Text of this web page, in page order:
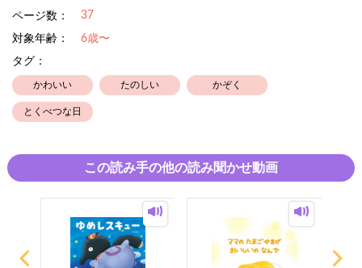
NICUの保育器の中の小さな体のムスメを、
不安そうなまなざしで眺める妻を見ていて、
メッセージが浮かんできました。
コトバを話すことのできるはずがない、小さな体のムスメが
ママに対して懸命に訴えかけているメッセージのように想えて、
早産に限らず、生まれてきた子供を
大切にするのはもちろん、
不安や責任に負けないで、
会いにきてくれた小さな命を愛したいと
やさしく感じさせられるメッセージを込めた、作品です。
ページ数： 37
対象年齢：
6歳〜
タグ：
かわいい たのしい かぞく
とくべつな日
この読み手の他の読み聞かせ動画